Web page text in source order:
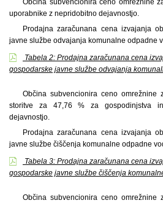
Občina subvencionira ceno omrežnine
uporabnike z nepridobitno dejavnostjo.
Prodajna zaračunana cena izvajanja
javne službe odvajanja komunalne odpadne
Tabela 2: Prodajna zaračunana cena
gospodarske javne službe odvajanja
Občina subvencionira ceno
storitve za 47,76 % za gospodinjstva
dejavnostjo.
Prodajna zaračunana cena izvajanja
javne službe čiščenja komunalne odpadne
Tabela 3: Prodajna zaračunana cena
gospodarske javne službe čiščenja
Občina subvencionira ceno